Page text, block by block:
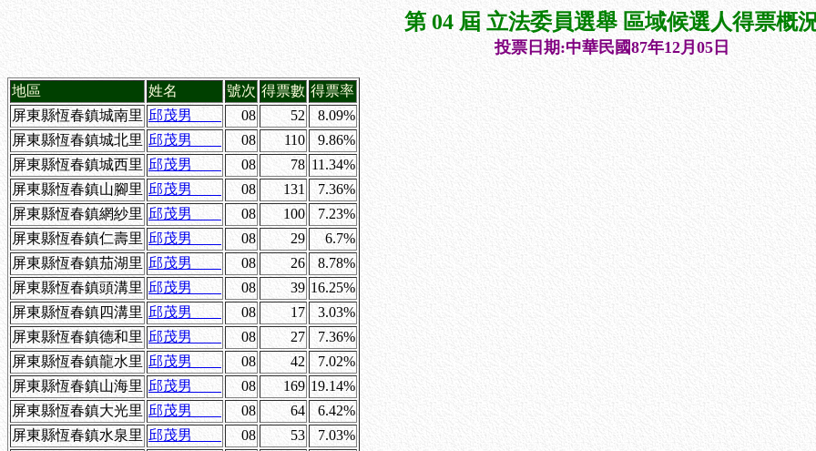
第 04 屆 立法委員選舉 區域候選人得票概
投票日期:中華民國87年12月05日
地區 姓名 號次 得票數 得票率
屏東縣恆春鎮城南里 邱茂男 08 52
8.09%
屏東縣恆春鎮城北里 邱茂男 08 110
9.86%
屏東縣恆春鎮城西里 邱茂男 08 78 11.34%
屏東縣恆春鎮山腳里 邱茂男 08 131
7.36%
屏東縣恆春鎮網紗里 邱茂男 08 100
7.23%
屏東縣恆春鎮仁壽里 邱茂男 08 29
6.7%
屏東縣恆春鎮茄湖里 邱茂男 08 26
8.78%
屏東縣恆春鎮頭溝里 邱茂男 08 39 16.25%
屏東縣恆春鎮四溝里 邱茂男 08 17
3.03%
屏東縣恆春鎮德和里 邱茂男 08 27
7.36%
屏東縣恆春鎮龍水里 邱茂男 08 42
7.02%
屏東縣恆春鎮山海里 邱茂男 08 169 19.14%
屏東縣恆春鎮大光里 邱茂男 08 64
6.42%
屏東縣恆春鎮水泉里 邱茂男 08 53
7.03%